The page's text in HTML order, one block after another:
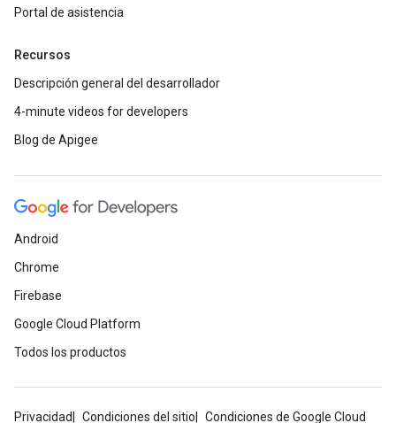
Portal de asistencia
Recursos
Descripción general del desarrollador
4-minute videos for developers
Blog de Apigee
Android
Chrome
Firebase
Google Cloud Platform
Todos los productos
Privacidad Condiciones del sitio Condiciones de Google Cloud